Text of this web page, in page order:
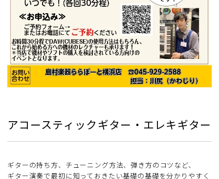
アコースティックギター・エレキギター
ギターの持ち方、チューニング方法、弾き方のコツなど、
ギター演奏で最初に知っておきたい基礎の基礎を分かりやすく